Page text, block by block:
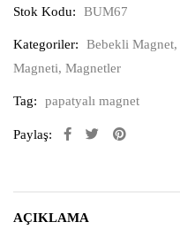
Stok Kodu: BUM67
Kategoriler: Bebekli Magnet,
Magneti, Magnetler
Tag: papatyalı magnet
Paylaş:
AÇIKLAMA